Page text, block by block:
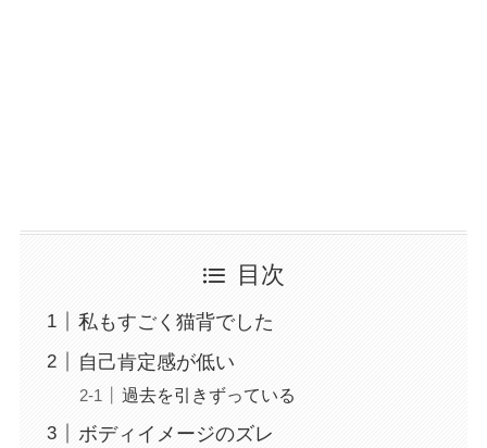
目次
私もすごく猫背でした
自己肯定感が低い
過去を引きずっている
ボディイメージのズレ